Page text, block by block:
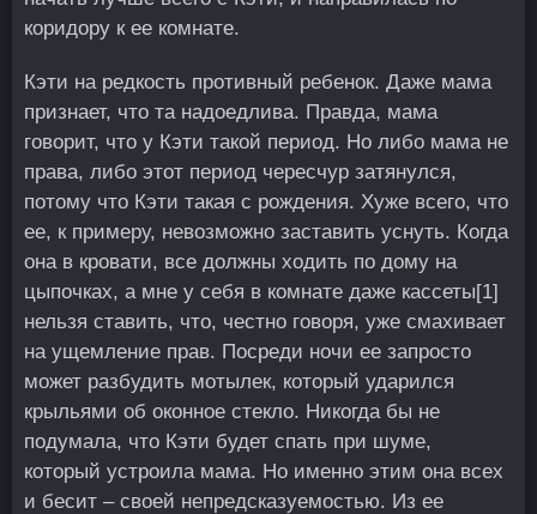
коридору к ее комнате.
Кэти на редкость противный ребенок. Даже мама
признает, что та надоедлива. Правда, мама
говорит, что у Кэти такой период. Но либо мама не
права, либо этот период чересчур затянулся,
потому что Кэти такая с рождения. Хуже всего, что
ее, к примеру, невозможно заставить уснуть. Когда
она в кровати, все должны ходить по дому на
цыпочках, а мне у себя в комнате даже кассеты[1]
нельзя ставить, что, честно говоря, уже смахивает
на ущемление прав. Посреди ночи ее запросто
может разбудить мотылек, который ударился
крыльями об оконное стекло. Никогда бы не
подумала, что Кэти будет спать при шуме,
который устроила мама. Но именно этим она всех
и бесит – своей непредсказуемостью. Из ее